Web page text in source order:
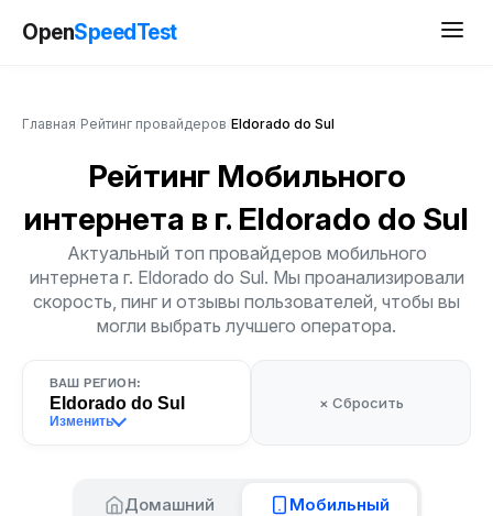
OpenSpeedTest
Главная Рейтинг провайдеров Eldorado do Sul
Рейтинг Мобильного
интернета в г. Eldorado do Sul
Актуальный топ провайдеров мобильного
интернета г. Eldorado do Sul. Мы проанализировали
скорость, пинг и отзывы пользователей, чтобы вы
могли выбрать лучшего оператора.
ВАШ РЕГИОН:
Eldorado do Sul
Изменить
× Сбросить
Домашний Мобильный